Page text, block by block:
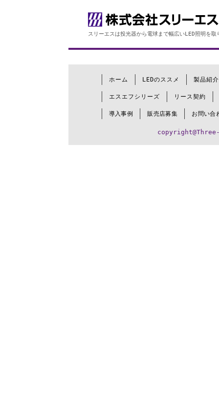
スリーエスは投光器から電球まで幅広いLED照明を取
ホーム LEDのススメ 製品紹介
エスエフシリーズ リース契約
導入事例 販売店募集 お問い合